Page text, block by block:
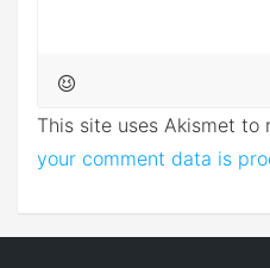
This site uses Akismet to
your comment data is